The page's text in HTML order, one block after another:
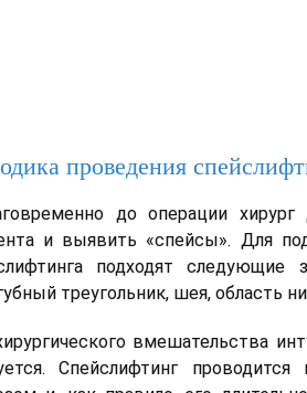
проведения
до операции
и выявить «спейсы». Для
подходят следующие
треугольник, шея, область
вмешательства
Спейслифтинг